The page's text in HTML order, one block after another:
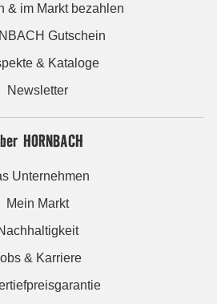
& im Markt bezahlen
Gutschein
& Kataloge
Newsletter
HORNBACH
Unternehmen
Mein Markt
& Karriere